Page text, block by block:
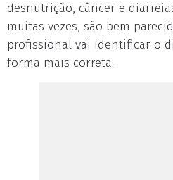
desnutrição, câncer e
muitas vezes, são bem
profissional vai identificar o
forma mais correta.